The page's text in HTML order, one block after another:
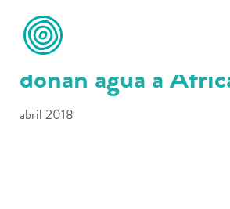
Las botellas
donan agua a
abril 2018